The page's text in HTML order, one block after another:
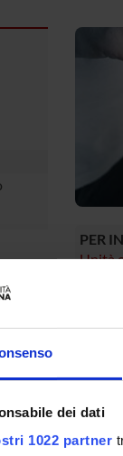
dei dati
1022 partner
PER
Unità
Se
In
ecc.).
Entra